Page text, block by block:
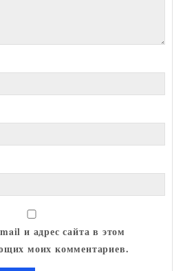
и адрес сайта в этом
моих комментариев.